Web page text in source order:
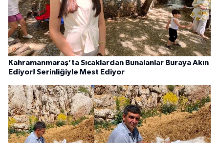
Kahramanmaraş’ta Sıcaklardan Bunalanlar Buraya Akın
Ediyor! Serinliğiyle Mest Ediyor